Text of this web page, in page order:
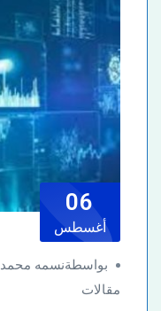
06
أغسطس
بواسطةنسمه محمد
مقالات